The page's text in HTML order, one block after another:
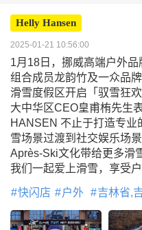
Helly Hansen
2025-01-21 10:56:00
1月18日，挪威高端户外
组合成员龙韵竹及一众品
滑雪度假区开启「驭雪狂
大中华区CEO皇甫栯先生
HANSEN 不止于打造专
雪场景过渡到社交娱乐场
Après-Ski文化带给更多滑
我们一起爱上滑雪，享受
快闪店 户外 吉林省,